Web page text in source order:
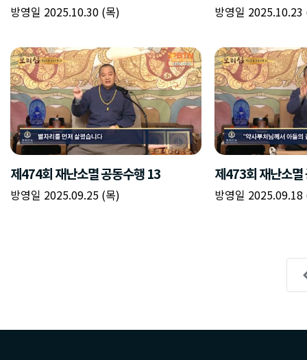
방영일 2025.10.30 (목) 방영일 2025.10.23
제474회 재난소멸 공동수행 13
방영일 2025.09.25 (목)
제473회 재난소멸
방영일 2025.09.18